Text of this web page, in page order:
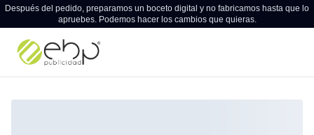
Después del pedido, preparamos un boceto digital y no fabricamos hasta que lo
apruebes. Podemos hacer los cambios que quieras.